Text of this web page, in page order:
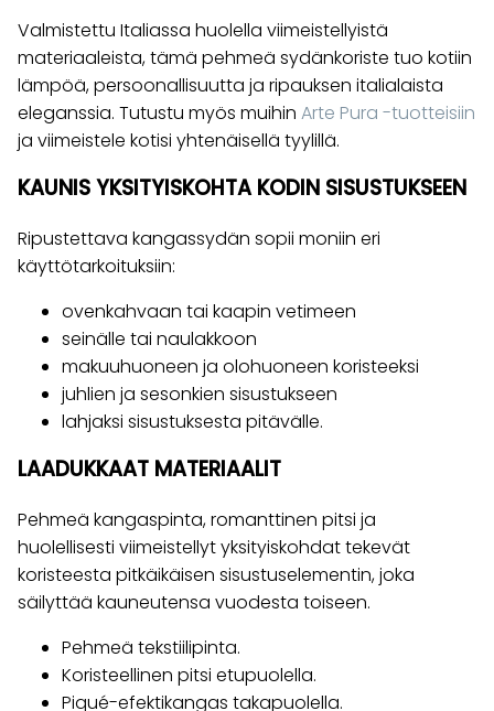
Valmistettu Italiassa huolella viimeistellyistä
materiaaleista, tämä pehmeä sydänkoriste tuo kotiin
lämpöä, persoonallisuutta ja ripauksen italialaista
eleganssia. Tutustu myös muihin Arte Pura -tuotteisiin
ja viimeistele kotisi yhtenäisellä tyylillä.
KAUNIS YKSITYISKOHTA KODIN SISUSTUKSEEN
Ripustettava kangassydän sopii moniin eri
käyttötarkoituksiin:
ovenkahvaan tai kaapin vetimeen
seinälle tai naulakkoon
makuuhuoneen ja olohuoneen koristeeksi
juhlien ja sesonkien sisustukseen
lahjaksi sisustuksesta pitävälle.
LAADUKKAAT MATERIAALIT
Pehmeä kangaspinta, romanttinen pitsi ja
huolellisesti viimeistellyt yksityiskohdat tekevät
koristeesta pitkäikäisen sisustuselementin, joka
säilyttää kauneutensa vuodesta toiseen.
Pehmeä tekstiilipinta.
Koristeellinen pitsi etupuolella.
Piqué-efektikangas takapuolella.